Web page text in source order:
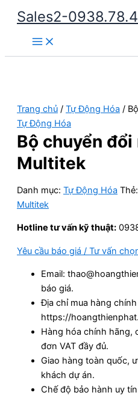
Nhảy
dung
Sales2-
Main
Menu
Trang chủ / Tự Động Hóa /
Tự Động Hóa
Bộ chuyển đổi
Multitek
Danh mục: Tự Động Hóa Thẻ:
Multitek
Hotline tư vấn kỹ thuật:
Yêu cầu báo giá / Tư vấn
Email:
báo giá.
Địa chỉ mua hàng
https://
Hàng hóa chính hãng,
đơn VAT đầy đủ.
Giao hàng toàn quốc,
khách dự án.
Chế độ bảo hành uy